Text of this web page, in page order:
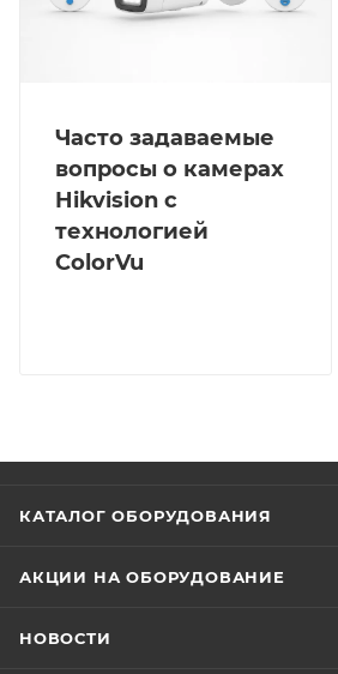
Часто задаваемые
вопросы о камерах
Hikvision с
технологией
ColorVu
КАТАЛОГ ОБОРУДОВАНИЯ
АКЦИИ НА ОБОРУДОВАНИЕ
НОВОСТИ